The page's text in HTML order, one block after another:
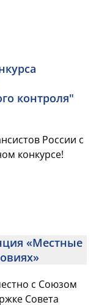
контроля"
России с
конкурсе!
«Местные
с Союзом
Совета